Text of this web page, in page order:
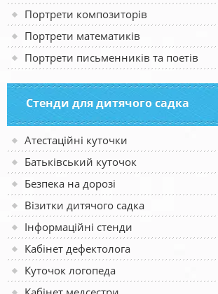
Портрети композиторів
Портрети математиків
Портрети письменників та поетів
Стенди для дитячого садка
Атестаційні куточки
Батьківський куточок
Безпека на дорозі
Візитки дитячого садка
Інформаційні стенди
Кабінет дефектолога
Куточок логопеда